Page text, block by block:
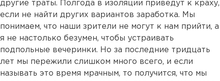
другие траты. Полгода в изоляции приведут к краху,
если не найти других вариантов заработка. Мы
понимаем, что наши зрители не могут к нам прийти, а
я не настолько безумен, чтобы устраивать
подпольные вечеринки. Но за последние тридцать
лет мы пережили слишком много всего, и если
называть это время мрачным, то получится, что мы